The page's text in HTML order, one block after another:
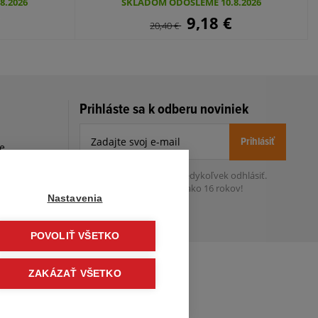
20,40€ 9,18€
Prihláste sa k odberu noviniek
Prihlásiť
Zo zasielania sa môžete kedykoľvek odhlásiť.
Určený pre osoby staršie ako 16 rokov!
Nastavenia
POVOLIŤ VŠETKO
ZAKÁZAŤ VŠETKO